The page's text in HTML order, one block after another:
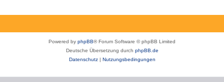
Powered by phpBB® Forum Software © phpBB Limited
Deutsche Übersetzung durch phpBB.de
Datenschutz| Nutzungsbedingungen